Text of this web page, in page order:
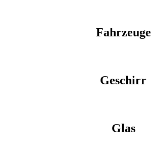
Fahrzeuge
Geschirr
Glas